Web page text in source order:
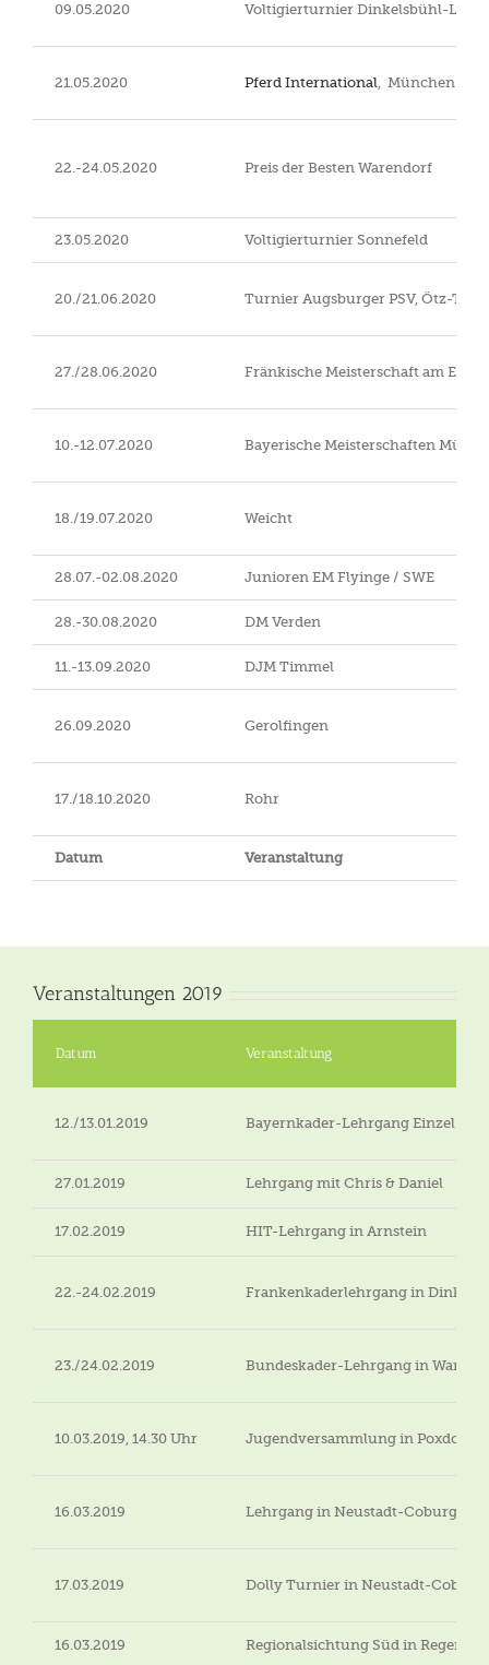
09.05.2020 Voltigierturnier Dinkelsbühl-Lohe
21.05.2020 Pferd International, München-
22.-24.05.2020 Preis der Besten Warendorf
23.05.2020 Voltigierturnier Sonnefeld
20./21.06.2020 Turnier Augsburger PSV, Ötz-
27./28.06.2020 Fränkische Meisterschaft am
10.-12.07.2020 Bayerische Meisterschaften
18./19.07.2020 Weicht
28.07.-02.08.2020 Junioren EM Flyinge / SWE
28.-30.08.2020 DM Verden
11.-13.09.2020 DJM Timmel
26.09.2020 Gerolfingen
17./18.10.2020 Rohr
Datum Veranstaltung
Veranstaltungen 2019
Datum Veranstaltung
12./13.01.2019 Bayernkader-Lehrgang Einzel in
27.01.2019 Lehrgang mit Chris & Daniel
17.02.2019 HIT-Lehrgang in Arnstein
22.-24.02.2019 Frankenkaderlehrgang in
23./24.02.2019 Bundeskader-Lehrgang in
10.03.2019, 14.30 Uhr Jugendversammlung in Poxdorf
16.03.2019 Lehrgang in Neustadt-Coburg
17.03.2019 Dolly Turnier in Neustadt-Coburg
16.03.2019 Regionalsichtung Süd in